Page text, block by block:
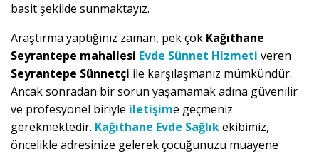
basit şekilde sunmaktayız.
Araştırma yaptığınız zaman, pek çok Kağıthane
Seyrantepe mahallesi Evde Sünnet Hizmeti veren
Seyrantepe Sünnetçi ile karşılaşmanız mümkündür.
Ancak sonradan bir sorun yaşamamak adına güvenilir
ve profesyonel biriyle iletişime geçmeniz
gerekmektedir. Kağıthane Evde Sağlıkekibimiz,
öncelikle adresinize gelerek çocuğunuzu muayene